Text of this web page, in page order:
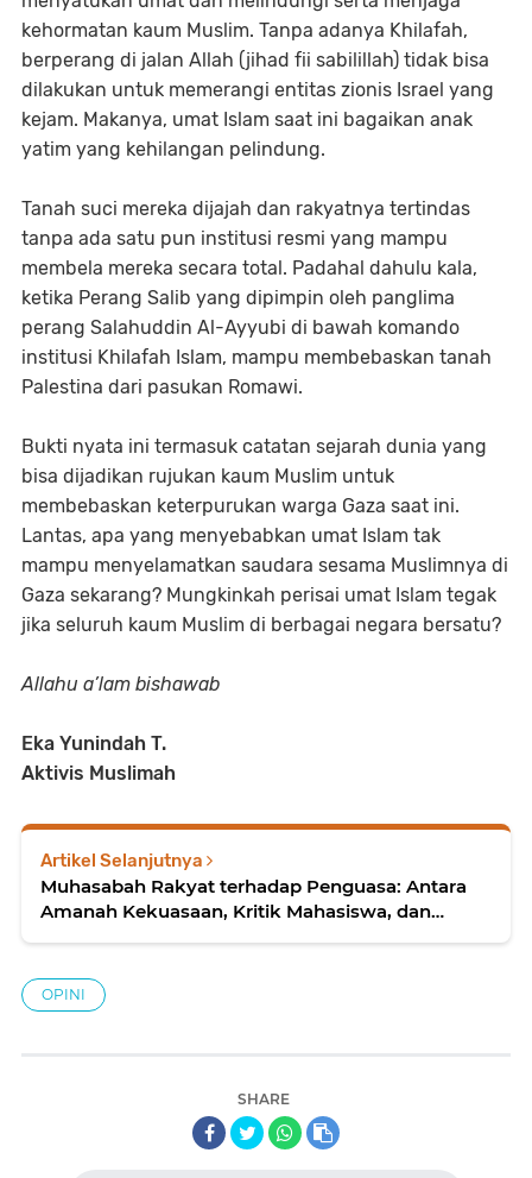
kehormatan kaum Muslim. Tanpa adanya Khilafah,
berperang di jalan Allah (jihad fii sabilillah) tidak bisa
dilakukan untuk memerangi entitas zionis Israel yang
kejam. Makanya, umat Islam saat ini bagaikan anak
yatim yang kehilangan pelindung.
Tanah suci mereka dijajah dan rakyatnya tertindas
tanpa ada satu pun institusi resmi yang mampu
membela mereka secara total. Padahal dahulu kala,
ketika Perang Salib yang dipimpin oleh panglima
perang Salahuddin Al-Ayyubi di bawah komando
institusi Khilafah Islam, mampu membebaskan tanah
Palestina dari pasukan Romawi.
Bukti nyata ini termasuk catatan sejarah dunia yang
bisa dijadikan rujukan kaum Muslim untuk
membebaskan keterpurukan warga Gaza saat ini.
Lantas, apa yang menyebabkan umat Islam tak
mampu menyelamatkan saudara sesama Muslimnya di
Gaza sekarang? Mungkinkah perisai umat Islam tegak
jika seluruh kaum Muslim di berbagai negara bersatu?
Allahu a’lam bishawab
Eka Yunindah T.
Aktivis Muslimah
Artikel Selanjutnya
Muhasabah Rakyat terhadap Penguasa: Antara
Amanah Kekuasaan, Kritik Mahasiswa, dan
OPINI
SHARE